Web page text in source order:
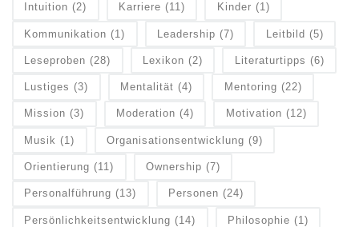
Intuition (2) Karriere (11) Kinder (1)
Kommunikation (1) Leadership (7) Leitbild (5)
Leseproben (28) Lexikon (2) Literaturtipps (6)
Lustiges (3) Mentalität (4) Mentoring (22)
Mission (3) Moderation (4) Motivation (12)
Musik (1) Organisationsentwicklung (9)
Orientierung (11) Ownership (7)
Personalführung (13) Personen (24)
Persönlichkeitsentwicklung (14) Philosophie (1)